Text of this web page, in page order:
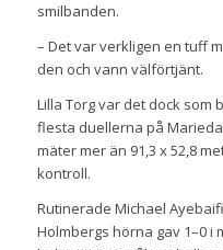
smilbanden.
– Det var verkligen en tuff
den och vann välförtjänt.
Lilla Torg var det dock som
flesta duellerna på
mäter mer än 91,3 x 52,8
kontroll.
Rutinerade Michael
Holmbergs hörna gav 1–0 i